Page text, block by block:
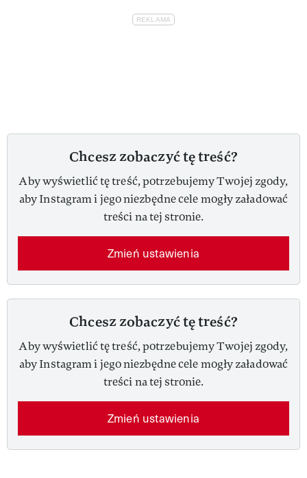
Chcesz zobaczyć tę treść?
Aby wyświetlić tę treść, potrzebujemy Twojej zgody,
aby Instagram i jego niezbędne cele mogły załadować
treści na tej stronie.
Zmień ustawienia
Chcesz zobaczyć tę treść?
Aby wyświetlić tę treść, potrzebujemy Twojej zgody,
aby Instagram i jego niezbędne cele mogły załadować
treści na tej stronie.
Zmień ustawienia